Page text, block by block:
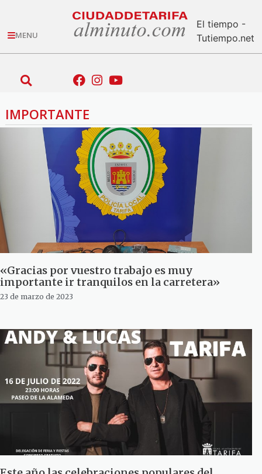
MENU
El tiempo -
Tutiempo.net
IMPORTANTE
«Gracias por vuestro trabajo es muy
importante ir tranquilos en la carretera»
23 de marzo de 2023